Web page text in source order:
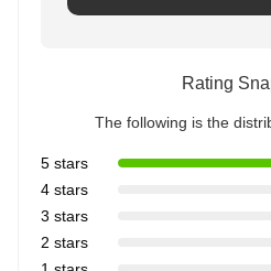
Rating
The following is the
5 stars
4 stars
3 stars
2 stars